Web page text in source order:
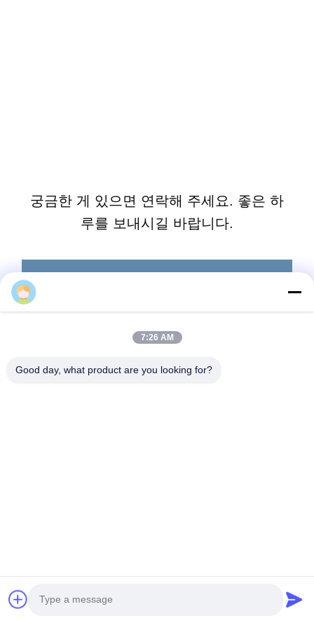
궁금한 게 있으면 연락해 주세요. 좋은 하
루를 보내시길 바랍니다.
7:26 AM
Good day, what product are you looking for?